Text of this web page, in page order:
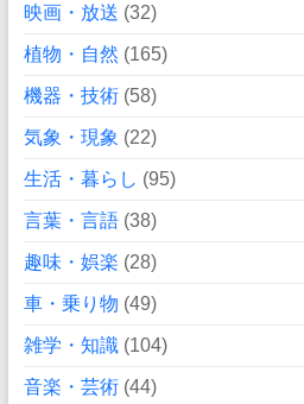
映画・放送 (32)
植物・自然 (165)
機器・技術(58)
気象・現象 (22)
生活・暮らし (95)
言葉・言語(38)
趣味・娯楽 (28)
車・乗り物 (49)
雑学・知識(104)
音楽・芸術(44)